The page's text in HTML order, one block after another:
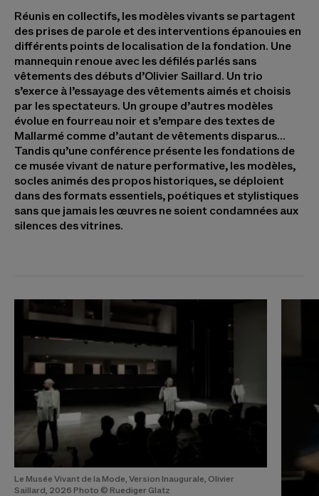
Réunis en collectifs, les modèles vivants se partagent
des prises de parole et des interventions épanouies en
différents points de localisation de la fondation. Une
mannequin renoue avec les défilés parlés sans
vêtements des débuts d’Olivier Saillard. Un trio
s’exerce à l’essayage des vêtements aimés et choisis
par les spectateurs. Un groupe d’autres modèles
évolue en fourreau noir et s’empare des textes de
Mallarmé comme d’autant de vêtements disparus…
Tandis qu’une conférence présente les fondations de
ce musée vivant de nature performative, les modèles,
socles animés des propos historiques, se déploient
dans des formats essentiels, poétiques et stylistiques
sans que jamais les œuvres ne soient condamnées aux
silences des vitrines.
Le Musée Vivant de la Mode, Version Inaugurale, Olivier
Saillard, 2026 Photo © Ruediger Glatz